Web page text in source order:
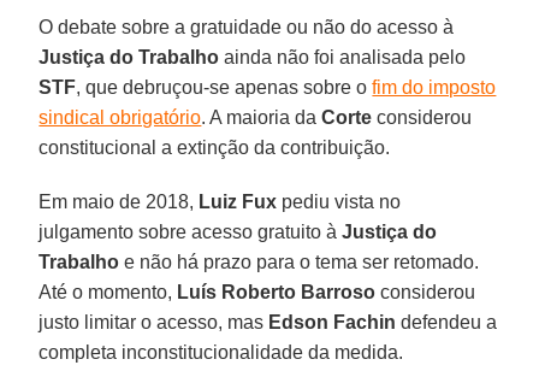
O debate sobre a gratuidade ou não do acesso à
Justiça do Trabalho ainda não foi analisada pelo
STF, que debruçou-se apenas sobre ofim do imposto
sindical obrigatório. A maioria daCorte considerou
constitucional a extinção da contribuição.
Em maio de 2018, Luiz Fux pediu vista no
julgamento sobre acesso gratuito àJustiça do
Trabalho e não há prazo para o tema ser retomado.
Até o momento, Luís Roberto Barroso considerou
justo limitar o acesso, mas Edson Fachin defendeu a
completa inconstitucionalidade da medida.